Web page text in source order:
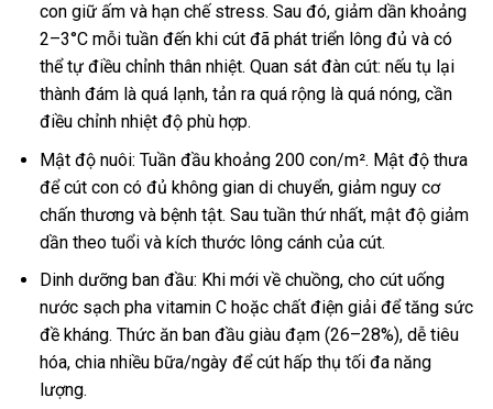
con giữ ấm và hạn chế stress. Sau đó, giảm dần khoảng
2–3°C mỗi tuần đến khi cút đã phát triển lông đủ và có
thể tự điều chỉnh thân nhiệt. Quan sát đàn cút: nếu tụ lại
thành đám là quá lạnh, tản ra quá rộng là quá nóng, cần
điều chỉnh nhiệt độ phù hợp.
Mật độ nuôi: Tuần đầu khoảng 200 con/m². Mật độ thưa
để cút con có đủ không gian di chuyển, giảm nguy cơ
chấn thương và bệnh tật. Sau tuần thứ nhất, mật độ giảm
dần theo tuổi và kích thước lông cánh của cút.
Dinh dưỡng ban đầu: Khi mới về chuồng, cho cút uống
nước sạch pha vitamin C hoặc chất điện giải để tăng sức
đề kháng. Thức ăn ban đầu giàu đạm (26–28%), dễ tiêu
hóa, chia nhiều bữa/ngày để cút hấp thụ tối đa năng
lượng.